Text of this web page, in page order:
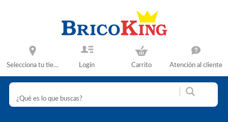
Selecciona tu tienda Login Carrito Atención al cliente